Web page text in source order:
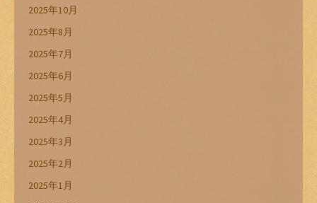
2025年10月
2025年8月
2025年7月
2025年6月
2025年5月
2025年4月
2025年3月
2025年2月
2025年1月